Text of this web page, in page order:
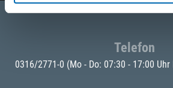
Telefon
0316/2771-0 (Mo - Do: 07:30 - 17:00